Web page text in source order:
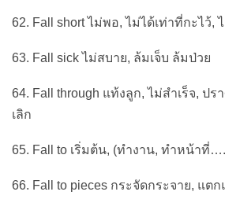
62. Fall short ไม่พอ, ไม่ได้เท่าที่กะไว้,
63. Fall sick ไม่สบาย, ล้มเจ็บ ล้มป่วย
64. Fall through แท้งลูก, ไม่สำเร็จ, ปร
เลิก
65. Fall to เริ่มต้น, (ทำงาน, ทำหน้าที่
66. Fall to pieces กระจัดกระจาย, แต